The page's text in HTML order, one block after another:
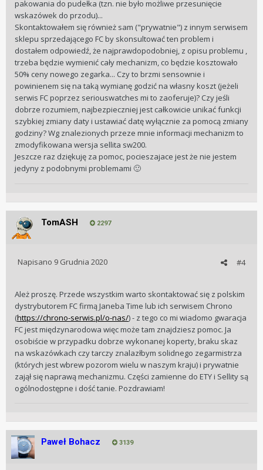
pakowania do pudełka (tzn. nie było możliwe przesunięcie
wskazówek do przodu)...
Skontaktowałem się również sam ("prywatnie") z innym serwisem
sklepu sprzedającego FC by skonsultować ten problem i
dostałem odpowiedź, że najprawdopodobniej, z opisu problemu ,
trzeba będzie wymienić cały mechanizm, co będzie kosztowało
50% ceny nowego zegarka... Czy to brzmi sensownie i
powinienem się na taką wymianę godzić na własny koszt (jeżeli
serwis FC poprzez seriouswatches mi to zaoferuje)? Czy jeśli
dobrze rozumiem, najbezpieczniej jest całkowicie unikać funkcji
szybkiej zmiany daty i ustawiać datę wyłącznie za pomocą zmiany
godziny? Wg znalezionych przeze mnie informacji mechanizm to
zmodyfikowana wersja sellita sw200.
Jeszcze raz dziękuję za pomoc, pocieszajace jest że nie jestem
jedyny z podobnymi problemami 🙂
TomASH 2297
#4
Napisano 9 Grudnia 2020
Ależ proszę. Przede wszystkim warto skontaktować się z polskim
dystrybutorem FC firmą Janeba Time lub ich serwisem Chrono
(https://chrono-serwis.pl/o-nas/) - z tego co mi wiadomo gwaracja
FC jest międzynarodowa więc może tam znajdziesz pomoc. Ja
osobiście w przypadku dobrze wykonanej koperty, braku skaz
na wskazówkach czy tarczy znalazłbym solidnego zegarmistrza
(których jest wbrew pozorom wielu w naszym kraju) i prywatnie
zajął się naprawą mechanizmu. Części zamienne do ETY i Sellity są
ogólnodostępne i dość tanie. Pozdrawiam!
Paweł Bohacz 3139